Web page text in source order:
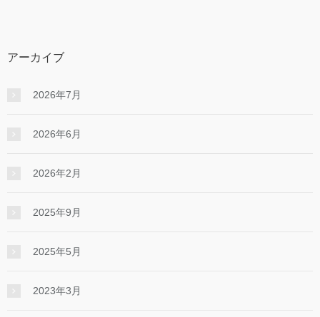
アーカイブ
2026年7月
2026年6月
2026年2月
2025年9月
2025年5月
2023年3月